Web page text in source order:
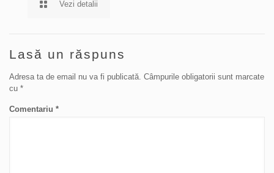
Vezi detalii
Lasă un răspuns
Adresa ta de email nu va fi publicată. Câmpurile obligatorii sunt marcate
cu *
Comentariu *